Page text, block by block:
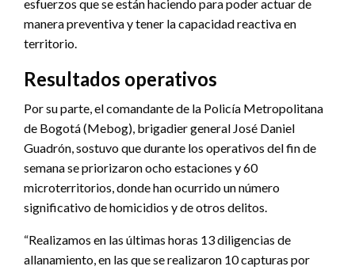
esfuerzos que se están haciendo para poder actuar de
manera preventiva y tener la capacidad reactiva en
territorio.
Resultados operativos
Por su parte, el comandante de la Policía Metropolitana
de Bogotá (Mebog), brigadier general José Daniel
Guadrón, sostuvo que durante los operativos del fin de
semana se priorizaron ocho estaciones y 60
microterritorios, donde han ocurrido un número
significativo de homicidios y de otros delitos.
“Realizamos en las últimas horas 13 diligencias de
allanamiento, en las que se realizaron 10 capturas por